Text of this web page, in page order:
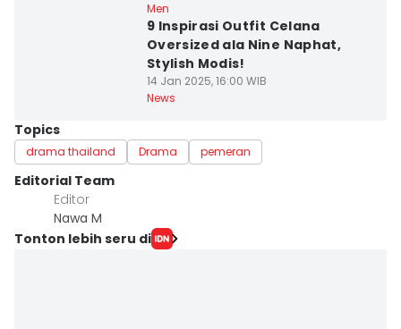
Men
9 Inspirasi Outfit Celana
Oversized ala Nine Naphat,
Stylish Modis!
14 Jan 2025, 16:00 WIB
News
Topics
drama thailand Drama pemeran
Editorial Team
Editor
Nawa M
Tonton lebih seru di